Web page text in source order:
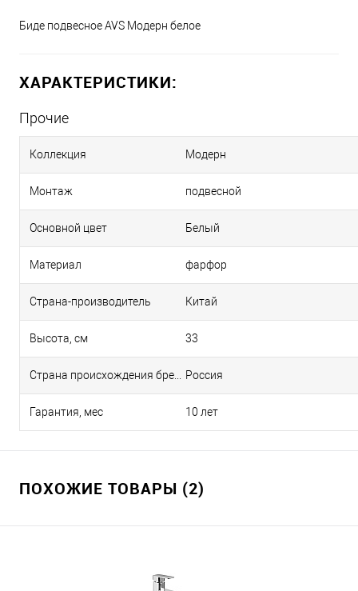
Биде подвесное AVS Модерн белое
ХАРАКТЕРИСТИКИ:
Прочие
Коллекция Модерн
Монтаж подвесной
Основной цвет Белый
Материал фарфор
Страна-производитель Китай
Высота, см 33
Россия
Гарантия, мес 10 лет
ПОХОЖИЕ ТОВАРЫ (2)